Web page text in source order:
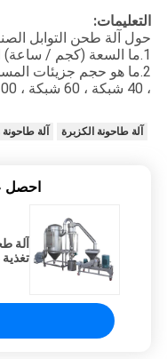
التعليمات:
حول آلة طحن التوابل
1.ما السعة (كجم / ساعة) التي تحتاجها؟
2.ما هو حجم جزيئات
، 40 شبكة ، 60 شبكة ، 100 شبكة ، 200 شبكة ، ... إلخ)
آلة طاحونة الكزبرة آلة
احصل
تغذية 4 مم